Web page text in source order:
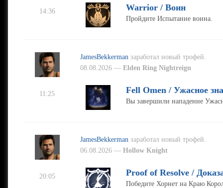
14:36 Warrior / Воин
Пройдите Испытание воина.
JamesBekkerman заработал новый трофей.
08.08.2026 —Elden Ring Nightreign
11:25 Fell Omen / Ужасное
Вы завершили нападение
JamesBekkerman заработал новый трофей.
06.08.2026 —Hollow Knight
20:05 Proof of Resolve /
Победите Хорнет на Краю